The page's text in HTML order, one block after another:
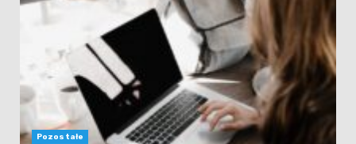
Pozostałe